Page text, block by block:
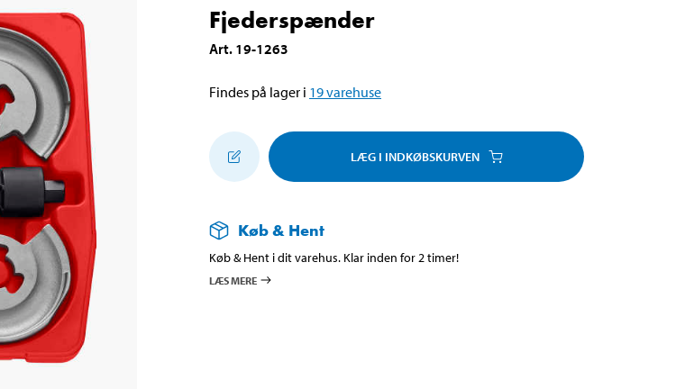
Fjederspænder
Art. 19-1263
Findes på lager i 19varehuse
LÆG I INDKØBSKURVEN
Køb & Hent
Køb & Hent i dit varehus. Klar inden for 2 timer!
LÆS MERE